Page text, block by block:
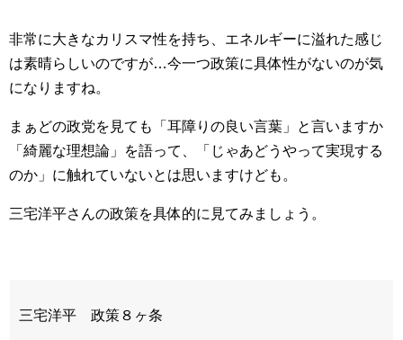
非常に大きなカリスマ性を持ち、エネルギーに溢れた感じ
は素晴らしいのですが…今一つ政策に具体性がないのが気
になりますね。
まぁどの政党を見ても「耳障りの良い言葉」と言いますか
「綺麗な理想論」を語って、「じゃあどうやって実現する
のか」に触れていないとは思いますけども。
三宅洋平さんの政策を具体的に見てみましょう。
三宅洋平 政策８ヶ条